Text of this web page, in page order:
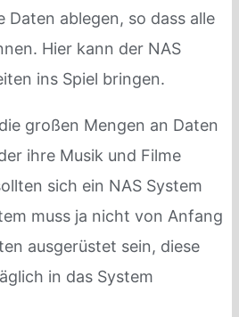
Daten ablegen, so dass alle
Hier kann der NAS
ins Spiel bringen.
großen Mengen an Daten
ihre Musik und Filme
sich ein NAS System
muss ja nicht von Anfang
ausgerüstet sein, diese
in das System